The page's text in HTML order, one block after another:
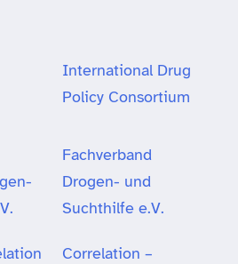
International Drug
Policy Consortium
Fachverband
Drogen- und
Suchthilfe e.V.
Correlation –